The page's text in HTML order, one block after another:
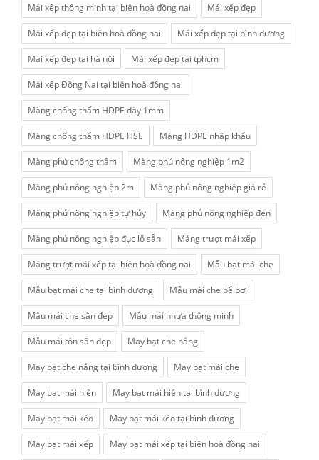
Mái xếp thông minh tại biên hoà đồng nai Mái xếp đẹp
Mái xếp đẹp tại biên hoà đồng nai Mái xếp đẹp tại bình dương
Mái xếp đẹp tại hà nội Mái xếp đẹp tại tphcm
Mái xếp Đồng Nai tại biên hoà đồng nai
Màng chống thấm HDPE dày 1mm
Màng chống thấm HDPE HSE Màng HDPE nhập khẩu
Màng phủ chống thấm Màng phủ nông nghiệp 1m2
Màng phủ nông nghiệp 2m Màng phủ nông nghiệp giá rẻ
Màng phủ nông nghiệp tự hủy Màng phủ nông nghiệp đen
Màng phủ nông nghiệp đục lỗ sẵn Máng trượt mái xếp
Máng trượt mái xếp tại biên hoà đồng nai Mẫu bạt mái che
Mẫu bạt mái che tại bình dương Mẫu mái che bể bơi
Mẫu mái che sân đẹp Mẫu mái nhựa thông minh
Mẫu mái tôn sân đẹp May bạt che nắng
May bạt che nắng tại bình dương May bạt mái che
May bạt mái hiên May bạt mái hiên tại bình dương
May bạt mái kéo May bạt mái kéo tại bình dương
May bạt mái xếp May bạt mái xếp tại biên hoà đồng nai